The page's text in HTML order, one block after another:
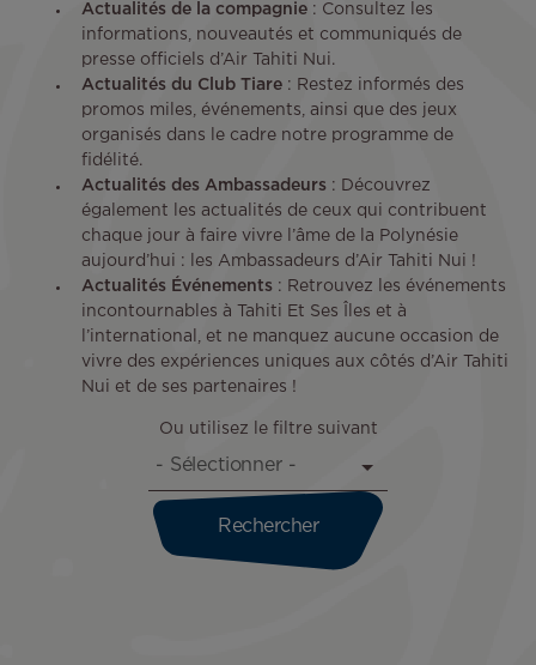
Actualités de la compagnie : Consultez les
informations, nouveautés et communiqués de
presse officiels d’Air Tahiti Nui.
Actualités du Club Tiare : Restez informés des
promos miles, événements, ainsi que des jeux
organisés dans le cadre notre programme de
fidélité.
Actualités des Ambassadeurs : Découvrez
également les actualités de ceux qui contribuent
chaque jour à faire vivre l’âme de la Polynésie
aujourd’hui : les Ambassadeurs d’Air Tahiti Nui !
Actualités Événements : Retrouvez les événements
incontournables à Tahiti Et Ses Îles et à
l’international, et ne manquez aucune occasion de
vivre des expériences uniques aux côtés d’Air Tahiti
Nui et de ses partenaires !
Ou utilisez le filtre suivant